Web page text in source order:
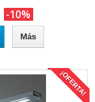
-10%
Más
¡OFERTA!